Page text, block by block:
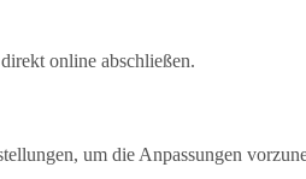
online abschließen.
um die Anpassungen